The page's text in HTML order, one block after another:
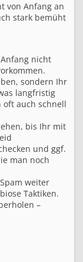
von Anfang an
stark bemüht
nicht
sondern Ihr
langfristig
oft auch schnell
bis Ihr mit
und ggf.
man noch
weiter
Taktiken.
–